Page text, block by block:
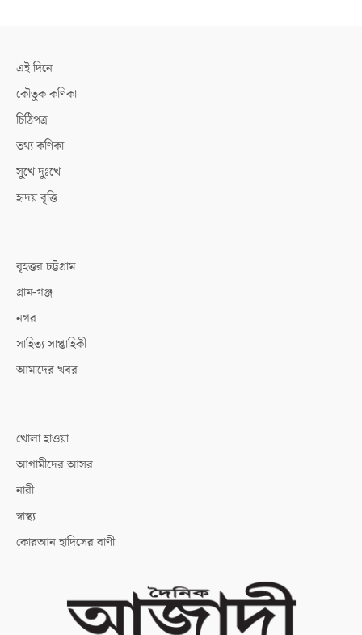
এই দিনে
কৌতুক কণিকা
চিঠিপত্র
তথ্য কণিকা
সুখে দুঃখে
হৃদয় বৃত্তি
বৃহত্তর চট্টগ্রাম
গ্রাম-গঞ্জ
নগর
সাহিত্য সাপ্তাহিকী
আমাদের খবর
খোলা হাওয়া
আগামীদের আসর
নারী
স্বাস্থ্য
কোরআন হাদিসের বাণী